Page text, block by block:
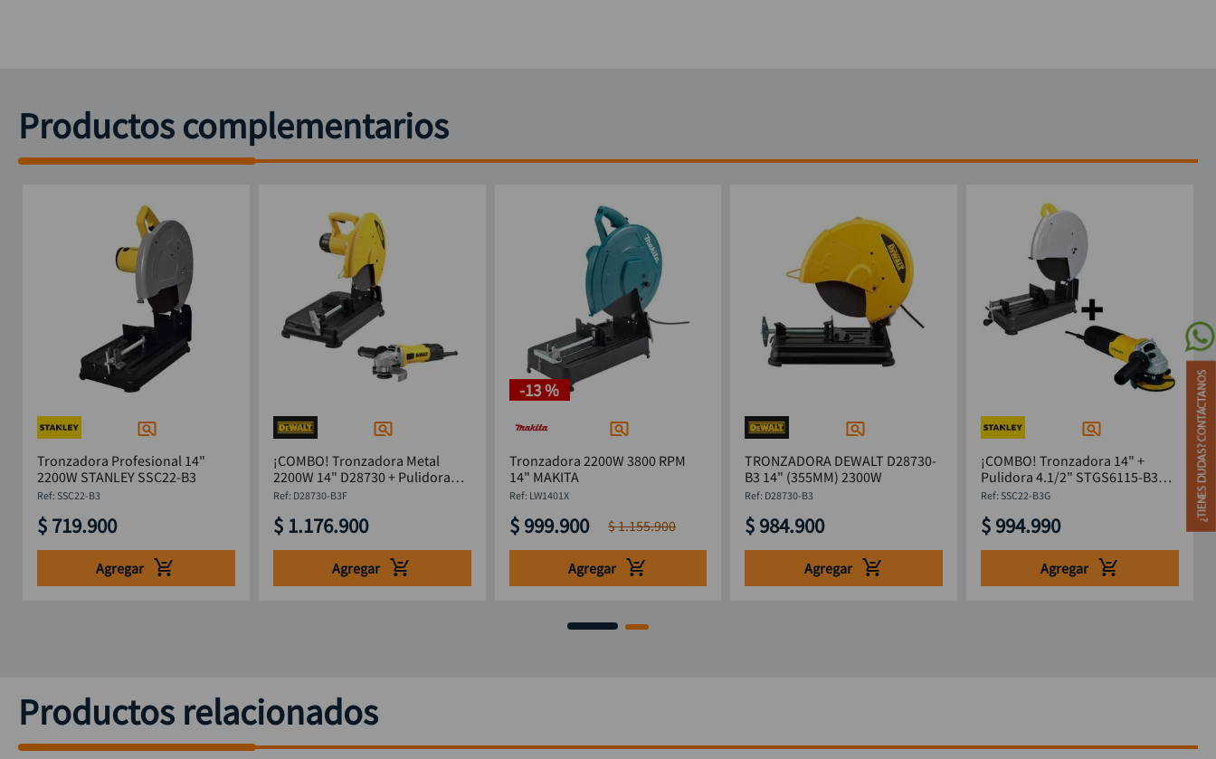
Productos complementarios
Tronzadora Profesional 14"
2200W STANLEY SSC22-B3
: SSC22-B3
$ 719.900
Agregar
¡COMBO! Tronzadora Metal
2200W 14" D28730 + Pulidora
4.1/2" DWE750-B3 DeWalt
: D28730-B3F
$ 1.176.900
Agregar
-13 %
Tronzadora 2200W 3800 RPM
14" MAKITA
: LW1401X
$ 999.900 $1.155.900
Agregar
TRONZADORA DEWALT D28730-
B3 14" (355MM) 2300W
: D28730-B3
$ 984.900
Agregar
¡COMBO! Tronzadora 14" +
Pulidora 4.1/2" STGS6115-B3
Stanley
: SSC22-B3G
$ 994.990
Agregar
Productos relacionados